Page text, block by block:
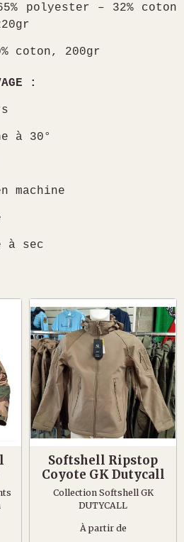
polyester – 32% coton
coton, 200gr
:
à 30°
machine
à sec
Softshell Ripstop
Coyote GK Dutycall
Collection Softshell GK
DUTYCALL
À partir de